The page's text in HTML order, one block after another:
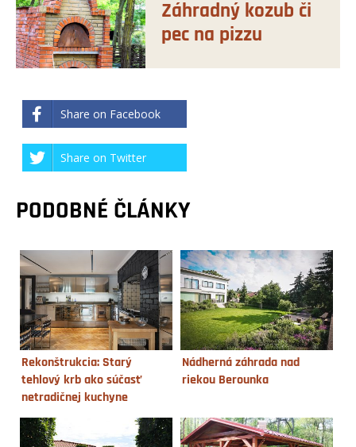
Záhradný kozub či
pec na pizzu
Share on Facebook
Share on Twitter
PODOBNÉ ČLÁNKY
Rekonštrukcia: Starý
tehlový krb ako súčasť
netradičnej kuchyne
Nádherná záhrada nad
riekou Berounka